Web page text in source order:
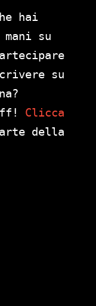
hai
su
su
Clicca
della